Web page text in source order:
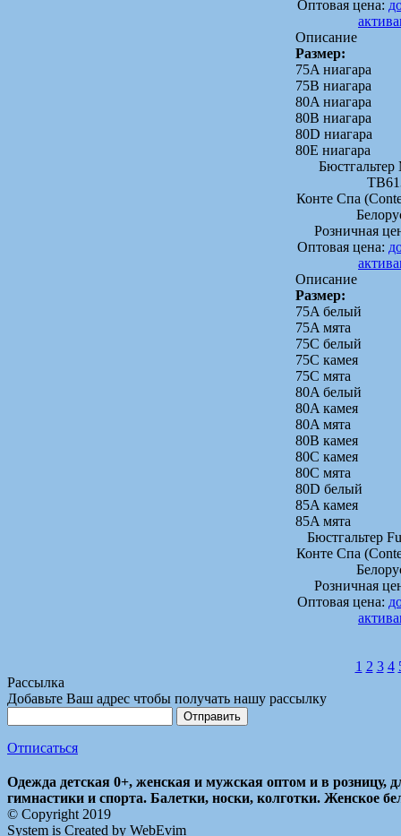
Оптовая цена:
Описание
Размер:
75A ниагара
75B ниагара
80A ниагара
80B ниагара
80D ниагара
80Е ниагара
Конте Спа
Розничная
Оптовая цена:
Описание
Размер:
75A белый
75A мята
75C белый
75C камея
75C мята
80A белый
80A камея
80A мята
80B камея
80C камея
80C мята
80D белый
85A камея
85A мята
Бюстгальтер
Конте Спа
Розничная
Оптовая цена:
1 2 3 4
Рассылка
Добавьте Ваш адрес чтобы получать нашу рассылку
Отписаться
Одежда детская 0+, женская и мужская оптом и в розницу,
гимнастики и спорта. Балетки, носки, колготки. Женское
© Copyright 2019
System is Created by WebEvim